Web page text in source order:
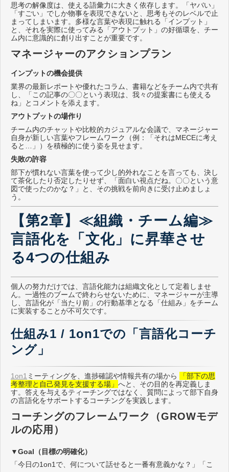
思考の解像度は、使える語彙力に大きく依存します。「ヤバい」
「すごい」でしか物事を表現できないと、思考もそのレベルで止
まってしまいます。多様な言葉や表現に触れる「インプット」
と、それを実際に使ってみる「アウトプット」の好循環を、チー
ム内に意識的に創り出すことが重要です。
マネージャーのアクションプラン
インプットの機会提供
業界の最新レポートや優れたコラム、書籍などをチーム内で共有
し、「この記事の〇〇という表現は、我々の提案書にも使える
ね」とコメントを添えます。
アウトプットの場作り
チーム内のチャットや比較的カジュアルな会議で、マネージャー
自身が新しい言葉やフレームワーク（例：「それはMECEに考え
ると…」）を積極的に使う姿を見せます。
失敗の許容
部下が慣れない言葉を使って少し的外れなことを言っても、決し
て茶化したり否定したりせず、「面白い視点だね。〇〇という意
図で使ったのかな？」と、その挑戦を前向きに受け止めましょ
う。
【第2章】≪組織・チーム編≫
言語化を「文化」に昇華させ
る4つの仕組み
個人の努力だけでは、言語化能力は組織文化として定着しませ
ん。一過性のブームで終わらせないために、マネージャーが主導
し、言語化が「当たり前」の行動基準となる「仕組み」をチーム
に実装することが不可欠です。
仕組み1 / 1on1での「言語化コーチ
ング」
1on1 ミーティングを、進捗確認や情報共有の場から
「部下の思
考整理と自己発見を支援する場」 へと、その目的を再定義しま
す。答えを与えるティーチングではなく、質問によって部下自身
の言語化をサポートするコーチングを実践します。
コーチングのフレームワーク（GROWモデ
ルの応用）
▼Goal（目標の明確化）
「今日の1on1で、何について話せると一番有意義かな？」「こ